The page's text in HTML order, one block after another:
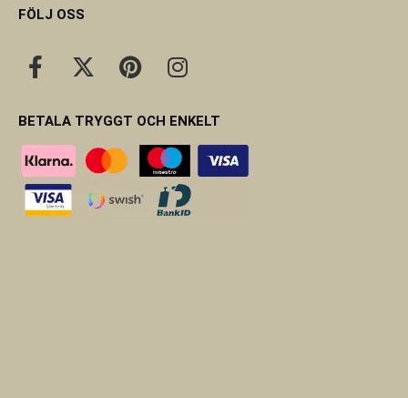
FÖLJ OSS
BETALA TRYGGT OCH ENKELT